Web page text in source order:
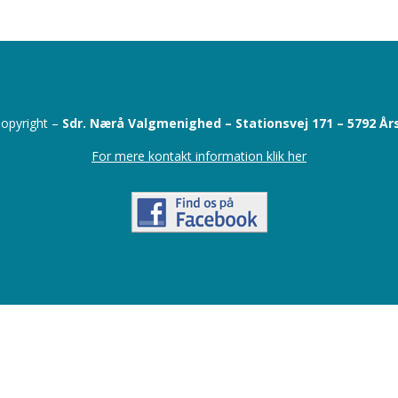
– Sdr. Nærå Valgmenighed – Stationsvej 171 – 5792
For mere kontakt information klik her